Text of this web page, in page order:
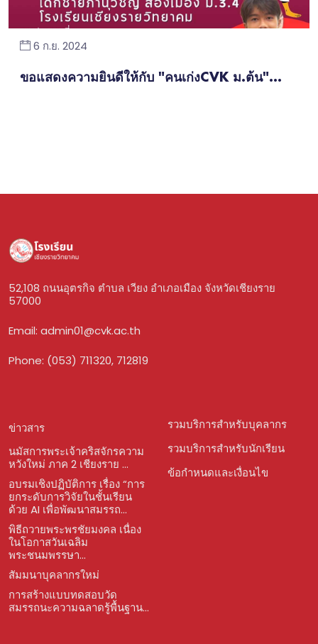
6 ก.ย. 2024
ขอแสดงความยินดีให้กับ "คนเก่งCVK ม.ต้น"...
52,108 ถนนอุตรกิจ ตำบล เวียง อำเภอเมือง จังหวัดเชียงราย
57000
Email: admin01@cvk.ac.th
Phone: (053) 711320, 712819
ข่าวสาร
นมัสการพระเจ้าคริสจักรความ
หวังใหม่ ภาค 2 เชียงราย ...
อบรมเชิงปฏิบัติการ เรื่อง “การ
ยกระดับการวิจัยในชั้นเรียน
ด้วย AI เพื่อพัฒนาสมรรถ...
พิธีถวายพระพรชัยมงคล เนื่อง
ในโอกาสวันเฉลิม
พระชนมพรรษา...
สัมมนาบุคลากรใหม่
การสร้างแบบทดสอบวัด
สมรรถนะความฉลาดรู้พื้นฐาน...
รวมบริการสำหรับบุคลากร
รวมบริการสำหรับนักเรียน
ข้อกำหนดและเงื่อนไข